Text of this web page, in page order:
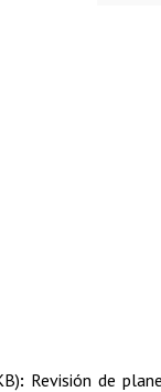
: Revisión de